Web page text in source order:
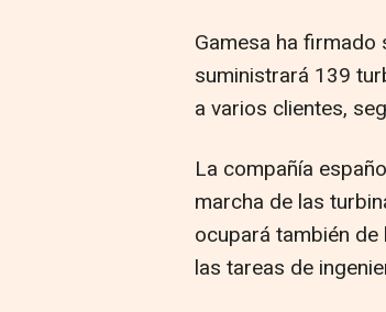
Gamesa ha
suministrará 139
a varios clientes,
La compañía
marcha de las
ocupará también
las tareas de